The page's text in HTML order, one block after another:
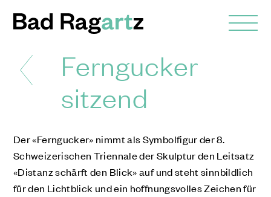
Ferngucker
sitzend
Der «Ferngucker» nimmt als Symbolfigur der 8.
Schweizerischen Triennale der Skulptur den Leitsatz
«Distanz schärft den Blick» auf und steht sinnbildlich
für den Lichtblick und ein hoffnungsvolles Zeichen für